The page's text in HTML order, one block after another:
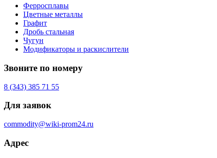
Ферросплавы
Цветные металлы
Графит
Дробь стальная
Чугун
Модификаторы и раскислители
Звоните по номеру
8 (343) 385 71 55
Для заявок
commodity@wiki-prom24.ru
Адрес